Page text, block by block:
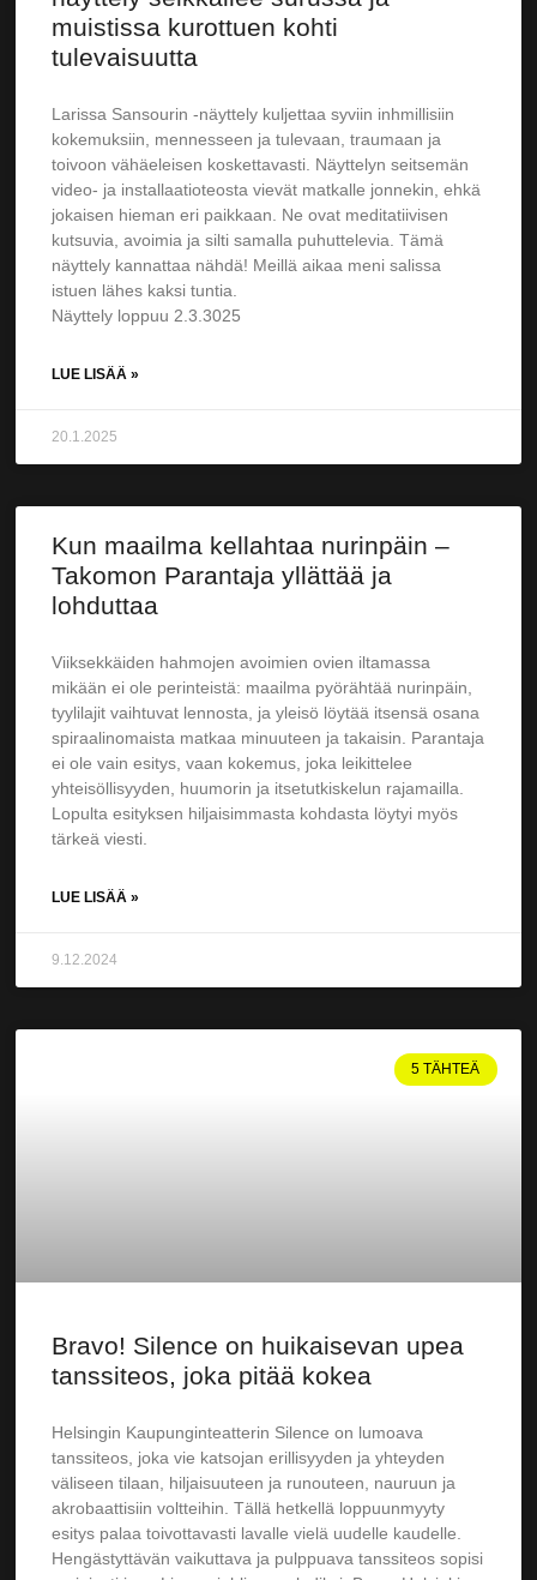
muistissa kurottuen kohti
tulevaisuutta
Larissa Sansourin -näyttely kuljettaa syviin inhmillisiin
kokemuksiin, mennesseen ja tulevaan, traumaan ja
toivoon vähäeleisen koskettavasti. Näyttelyn seitsemän
video- ja installaatioteosta vievät matkalle jonnekin, ehkä
jokaisen hieman eri paikkaan. Ne ovat meditatiivisen
kutsuvia, avoimia ja silti samalla puhuttelevia. Tämä
näyttely kannattaa nähdä! Meillä aikaa meni salissa
istuen lähes kaksi tuntia.
Näyttely loppuu 2.3.3025
LUE LISÄÄ »
20.1.2025
Kun maailma kellahtaa nurinpäin –
Takomon Parantaja yllättää ja
lohduttaa
Viiksekkäiden hahmojen avoimien ovien iltamassa
mikään ei ole perinteistä: maailma pyörähtää nurinpäin,
tyylilajit vaihtuvat lennosta, ja yleisö löytää itsensä osana
spiraalinomaista matkaa minuuteen ja takaisin. Parantaja
ei ole vain esitys, vaan kokemus, joka leikittelee
yhteisöllisyyden, huumorin ja itsetutkiskelun rajamailla.
Lopulta esityksen hiljaisimmasta kohdasta löytyi myös
tärkeä viesti.
LUE LISÄÄ »
9.12.2024
5 TÄHTEÄ
Bravo! Silence on huikaisevan upea
tanssiteos, joka pitää kokea
Helsingin Kaupunginteatterin Silence on lumoava
tanssiteos, joka vie katsojan erillisyyden ja yhteyden
väliseen tilaan, hiljaisuuteen ja runouteen, nauruun ja
akrobaattisiin voltteihin. Tällä hetkellä loppuunmyyty
esitys palaa toivottavasti lavalle vielä uudelle kaudelle.
Hengästyttävän vaikuttava ja pulppuava tanssiteos sopisi